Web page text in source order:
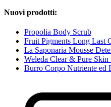
Nuovi prodotti:
Propolia Body Scrub
Fruit Pigments Long Last
La Saponaria Mousse
Weleda Clear & Pure
Burro Corpo Nutriente ed